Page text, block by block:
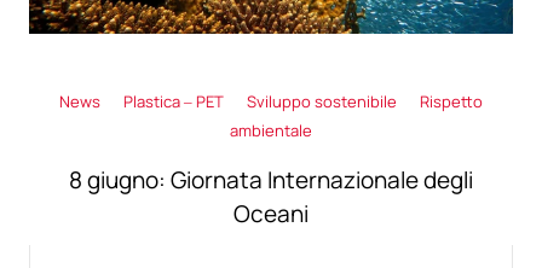
News Plastica – PET Sviluppo sostenibile
Rispetto
ambientale
8 giugno: Giornata Internazionale degli
Oceani